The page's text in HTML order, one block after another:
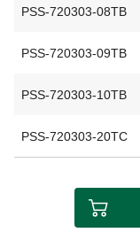
PSS-720303-08TB
PSS-720303-09TB
PSS-720303-10TB
PSS-720303-20TC